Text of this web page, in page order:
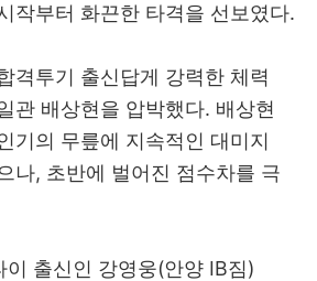
작부터 화끈한 타격을 선보였다.
격투기 출신답게 강력한 체력
관 배상현을 압박했다. 배상현
기의 무릎에 지속적인 대미지
나, 초반에 벌어진 점수차를 극
출신인 강영웅(안양 IB짐)